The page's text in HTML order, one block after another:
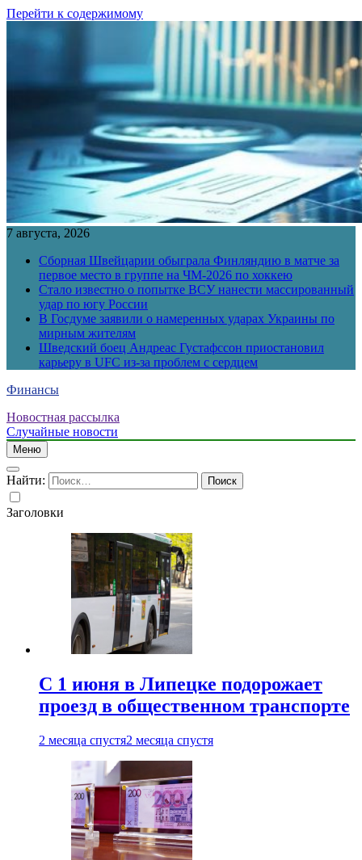
Перейти к содержимому
7 августа, 2026
Сборная Швейцарии обыграла Финляндию в матче за
первое место в группе на ЧМ-2026 по хоккею
Стало известно о попытке ВСУ нанести массированный
удар по югу России
В Госдуме заявили о намеренных ударах Украины по
мирным жителям
Шведский боец Андреас Густафссон приостановил
карьеру в UFC из-за проблем с сердцем
Финансы
Новостная рассылка
Случайные новости
Меню
Найти:
Заголовки
С 1 июня в Липецке подорожает
проезд в общественном транспорте
2 месяца спустя2 месяца спустя